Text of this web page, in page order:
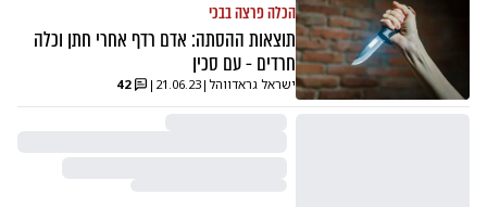
הכלה פרצה בבכי
תוצאות ההסתה: אדם רדף אחרי חתן וכלה
חרדים - עם סכין
ישראל גראדווהל |
21.06.23
|
42